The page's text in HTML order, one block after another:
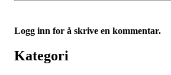
Logg inn for å skrive en kommentar.
Kategori